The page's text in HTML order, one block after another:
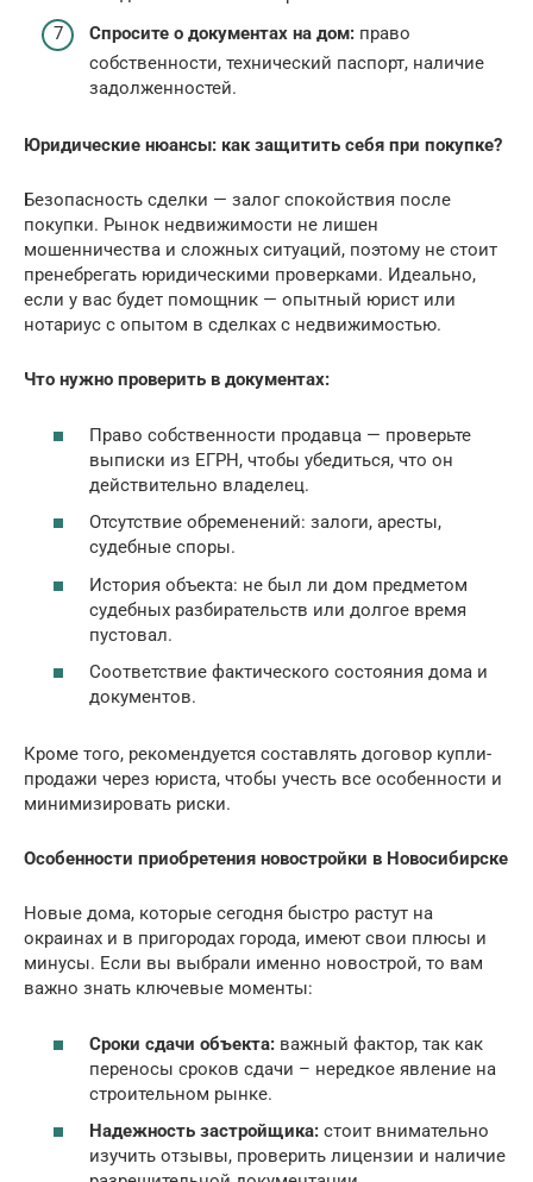
Спросите о документах на дом: право
собственности, технический паспорт, наличие
задолженностей.
Юридические нюансы: как защитить себя при покупке?
Безопасность сделки — залог спокойствия после
покупки. Рынок недвижимости не лишен
мошенничества и сложных ситуаций, поэтому не стоит
пренебрегать юридическими проверками. Идеально,
если у вас будет помощник — опытный юрист или
нотариус с опытом в сделках с недвижимостью.
Что нужно проверить в документах:
Право собственности продавца — проверьте
выписки из ЕГРН, чтобы убедиться, что он
действительно владелец.
Отсутствие обременений: залоги, аресты,
судебные споры.
История объекта: не был ли дом предметом
судебных разбирательств или долгое время
пустовал.
Соответствие фактического состояния дома и
документов.
Кроме того, рекомендуется составлять договор купли-
продажи через юриста, чтобы учесть все особенности и
минимизировать риски.
Особенности приобретения новостройки в Новосибирске
Новые дома, которые сегодня быстро растут на
окраинах и в пригородах города, имеют свои плюсы и
минусы. Если вы выбрали именно новострой, то вам
важно знать ключевые моменты:
Сроки сдачи объекта: важный фактор, так как
переносы сроков сдачи – нередкое явление на
строительном рынке.
Надежность застройщика: стоит внимательно
изучить отзывы, проверить лицензии и наличие